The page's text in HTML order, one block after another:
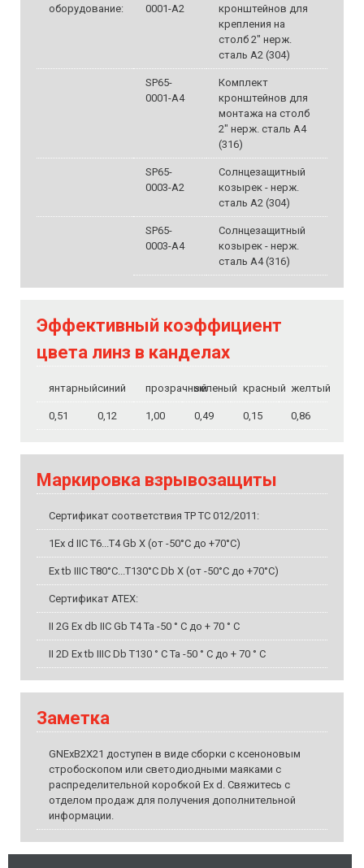
оборудование:
0001-A2
кронштейнов для
крепления на
столб 2" нерж.
сталь A2 (304)
SP65-
0001-A4
Комплект
кронштейнов для
монтажа на столб
2" нерж. сталь A4
(316)
SP65-
0003-A2
Солнцезащитный
козырек - нерж.
сталь A2 (304)
SP65-
0003-A4
Солнцезащитный
козырек - нерж.
сталь A4 (316)
Эффективный коэффициент
цвета линз в канделах
янтарныйсиний прозрачныйзеленый красный желтый
0,51 0,12 1,00 0,49 0,15 0,86
Маркировка взрывозащиты
Сертификат соответствия ТР ТС 012/2011:
1Ex d IIC T6...T4 Gb X (от -50°C до +70°C)
Ex tb IIIC T80°C...T130°C Db X (от -50°C до +70°C)
Сертификат ATEX:
II 2G Ex db IIC Gb T4 Ta -50 ° C до + 70 ° C
II 2D Ex tb IIIC Db T130 ° C Ta -50 ° C до + 70 ° C
Заметка
GNExB2X21 доступен в виде сборки с ксеноновым
стробоскопом или светодиодными маяками с
распределительной коробкой Ex d. Свяжитесь с
отделом продаж для получения дополнительной
информации.